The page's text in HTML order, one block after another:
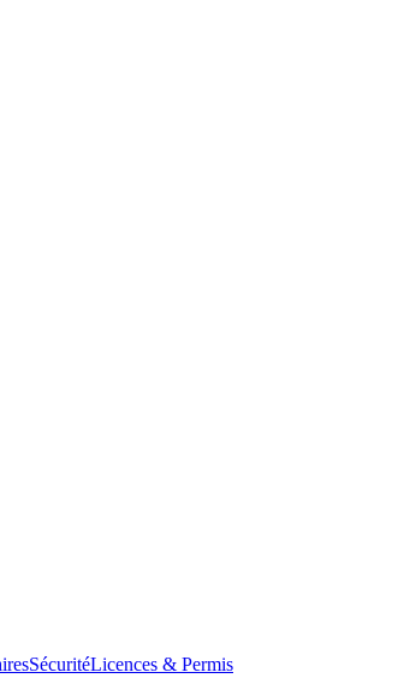
SécuritéLicences & Permis